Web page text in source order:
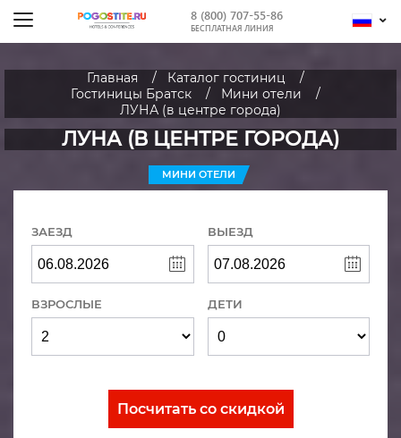
8 (800) 707-55-86
БЕСПЛАТНАЯ ЛИНИЯ
Главная
Каталог гостиниц
Гостиницы Братск
Мини отели
ЛУНА (в центре города)
ЛУНА (В ЦЕНТРЕ ГОРОДА)
МИНИ ОТЕЛИ
ЗАЕЗД ВЫЕЗД
ВЗРОСЛЫЕ ДЕТИ
Посчитать со скидкой